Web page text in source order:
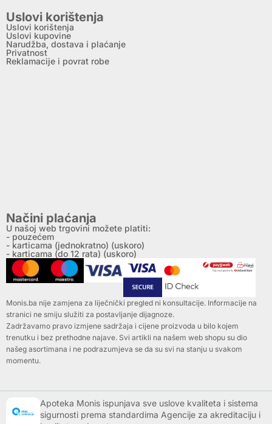
Uslovi korištenja
Uslovi korištenja
Uslovi kupovine
Narudžba, dostava i plaćanje
Privatnost
Reklamacije i povrat robe
Načini plaćanja
U našoj web trgovini možete platiti:
- pouzećem
- karticama (jednokratno) (uskoro)
- karticama (do 12 rata) (uskoro)
Monis.ba nije zamjena za liječnički pregled ni konsultacije. Informacije na
stranici ne smiju služiti za postavljanje dijagnoze.
Zadržavamo pravo izmjene sadržaja i cijene proizvoda u bilo kojem
trenutku i bez prethodne najave. Svi artikli na našem web shopu su dio
našeg asortimana i ne podrazumjeva se da su svi na stanju u svakom
momentu.
Apoteka Monis ispunjava sve uslove kvaliteta i sistema
sigurnosti prema standardima Agencije za akreditaciju i